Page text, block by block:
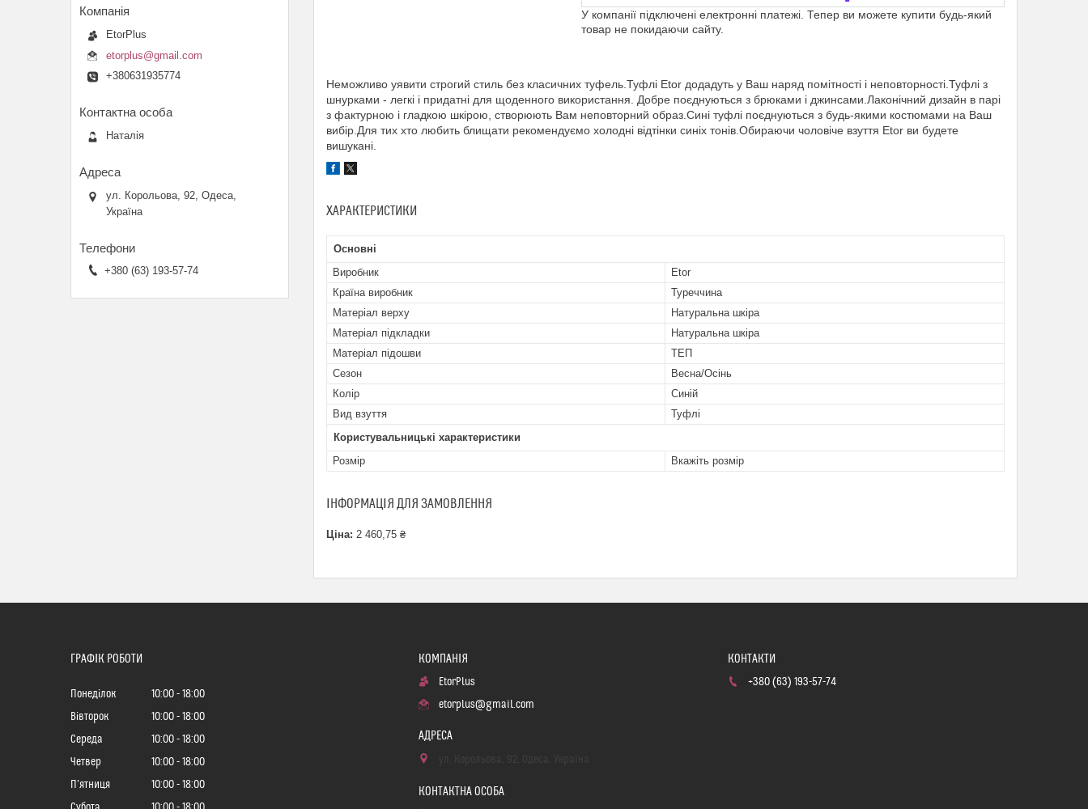
У компанії підключені електронні платежі. Тепер ви можете купити будь-який
товар не покидаючи сайту.
Неможливо уявити строгий стиль без класичних туфель.Туфлі Etor додадуть у Ваш наряд помітності і неповторності.Туфлі з
шнурками - легкі і придатні для щоденного використання. Добре поєднуються з брюками і джинсами.Лаконічний дизайн в парі
з фактурною і гладкою шкірою, створюють Вам неповторний образ.Сині туфлі поєднуються з будь-якими костюмами на Ваш
вибір.Для тих хто любить блищати рекомендуємо холодні відтінки синіх тонів.Обираючи чоловіче взуття Etor ви будете
вишукані.
ХАРАКТЕРИСТИКИ
Основні
Виробник
Etor
Країна виробник
Туреччина
Матеріал верху
Натуральна шкіра
Матеріал підкладки
Натуральна шкіра
Матеріал підошви
ТЕП
Сезон
Весна/Осінь
Колір
Синій
Вид взуття
Туфлі
Користувальницькі характеристики
Розмір
Вкажіть розмір
ІНФОРМАЦІЯ ДЛЯ ЗАМОВЛЕННЯ
Ціна: 2 460,75 ₴
EtorPlus
etorplus@gmail.com
+380631935774
Наталія
ул. Корольова, 92, Одеса,
Україна
+380 (63) 193-57-74
ГРАФІК РОБОТИ
Понеділок 10:00
18:00
Вівторок
10:00
18:00
Середа
10:00
18:00
Четвер
10:00
18:00
Пʼятниця
10:00
18:00
EtorPlus
etorplus@gmail.com
+380 (63) 193-57-74